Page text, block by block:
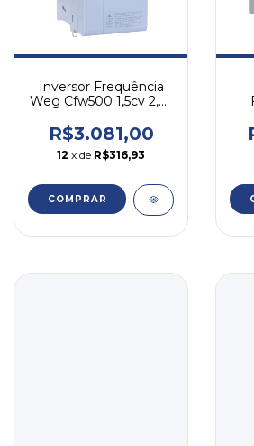
Inversor Frequência
Weg Cfw500 1,5cv 2,6a
R$3.081,00
12 x de R$316,93
COMPRAR